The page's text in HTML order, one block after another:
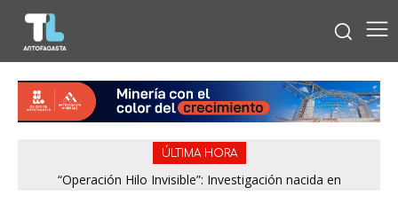
ÚLTIMA HORA
“Operación Hilo Invisible”: Investigación nacida en